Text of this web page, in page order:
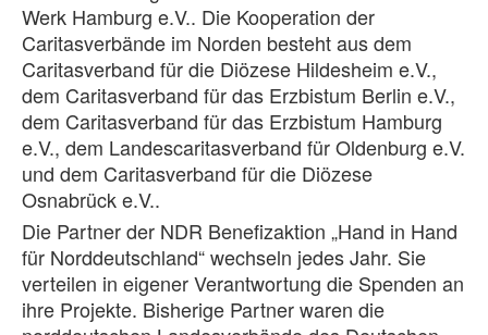
Werk Hamburg e.V.. Die Kooperation der
Caritasverbände im Norden besteht aus dem
Caritasverband für die Diözese Hildesheim e.V.,
dem Caritasverband für das Erzbistum Berlin e.V.,
dem Caritasverband für das Erzbistum Hamburg
e.V., dem Landescaritasverband für Oldenburg e.V.
und dem Caritasverband für die Diözese
Osnabrück e.V..
Die Partner der NDR Benefizaktion „Hand in Hand
für Norddeutschland“ wechseln jedes Jahr. Sie
verteilen in eigener Verantwortung die Spenden an
ihre Projekte. Bisherige Partner waren die